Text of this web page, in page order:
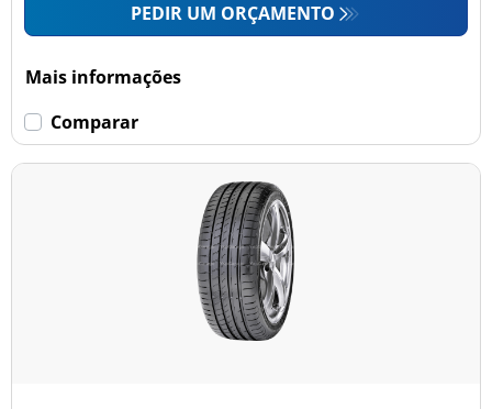
PEDIR UM ORÇAMENTO
Mais informações
Comparar